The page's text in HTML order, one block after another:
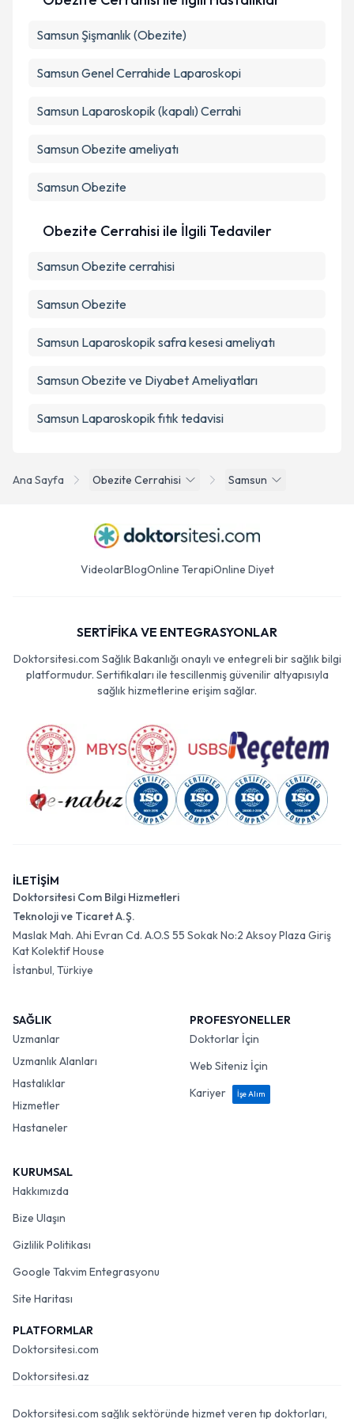
Ana Sayfa Obezite Cerrahisi Samsun
Samsun Şişmanlık (Obezite)
Samsun Genel Cerrahide Laparoskopi
Samsun Laparoskopik (kapalı) Cerrahi
Samsun Obezite ameliyatı
Samsun Obezite
Obezite Cerrahisi ile İlgili Tedaviler
Samsun Obezite cerrahisi
Samsun Obezite
Samsun Laparoskopik safra kesesi ameliyatı
Samsun Obezite ve Diyabet Ameliyatları
Samsun Laparoskopik fıtık tedavisi
VideolarBlogOnline TerapiOnline Diyet
SERTİFİKA VE ENTEGRASYONLAR
Doktorsitesi.com Sağlık Bakanlığı onaylı ve entegreli bir sağlık bilgi
platformudur. Sertifikaları ile tescillenmiş güvenilir altyapısıyla
sağlık hizmetlerine erişim sağlar.
İLETİŞİM
Doktorsitesi Com Bilgi Hizmetleri
Teknoloji ve Ticaret A.Ş.
Maslak Mah. Ahi Evran Cd. A.O.S 55 Sokak No:2 Aksoy Plaza Giriş
Kat Kolektif House
İstanbul, Türkiye
SAĞLIK
Uzmanlar
Uzmanlık Alanları
Hastalıklar
Hizmetler
Hastaneler
PROFESYONELLER
Doktorlar İçin
Web Siteniz İçin
Kariyer
İşe Alım
KURUMSAL
Hakkımızda
Bize Ulaşın
Gizlilik Politikası
Google Takvim Entegrasyonu
Site Haritası
PLATFORMLAR
Doktorsitesi.com
Doktorsitesi.az
Doktorsitesi.com sağlık sektöründe hizmet veren tıp doktorları,